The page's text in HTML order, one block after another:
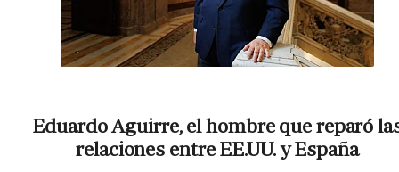
Eduardo Aguirre, el hombre que reparó
relaciones entre EE.UU. y España